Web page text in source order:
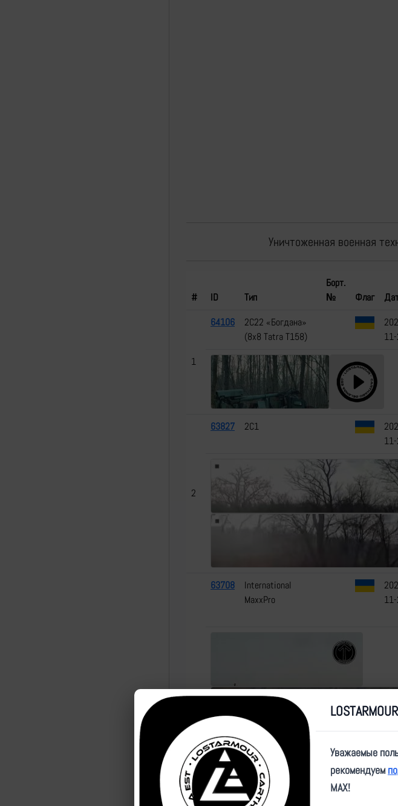
Уничтоженная военная
# ID Тип
Борт.
№
Флаг
1
64106
2С22 «Богдана»
(8х8 Tatra T158)
2
63827 2С1
63708
International
MaxxPro
Уважаемые
рекомендуем
MAX!